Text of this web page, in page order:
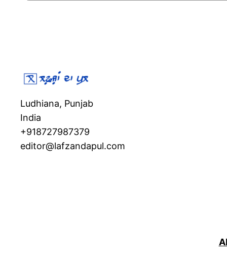
Ludhiana, Punjab
India
+918727987379
editor@lafzandapul.com